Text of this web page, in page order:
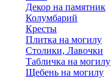
Декор на памятник
Колумбарий
Кресты
Плитка на могилу
Столики, Лавочки
Табличка на могилу
Щебень на могилу